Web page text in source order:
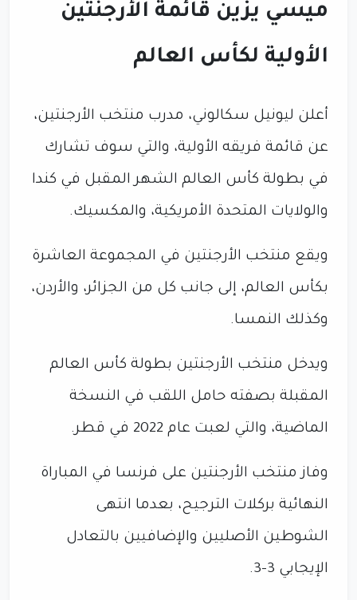
ميسي يزين قائمة الأرجنتين
الأولية لكأس العالم
أعلن ليونيل سكالوني، مدرب منتخب الأرجنتين،
عن قائمة فريقه الأولية، والتي سوف تشارك
في بطولة كأس العالم الشهر المقبل في كندا
والولايات المتحدة الأمريكية، والمكسيك.
ويقع منتخب الأرجنتين في المجموعة العاشرة
بكأس العالم، إلى جانب كل من الجزائر، والأردن،
وكذلك النمسا.
ويدخل منتخب الأرجنتين بطولة كأس العالم
المقبلة بصفته حامل اللقب في النسخة
الماضية، والتي لعبت عام 2022 في قطر.
وفاز منتخب الأرجنتين على فرنسا في المباراة
النهائية بركلات الترجيح، بعدما انتهى
الشوطين الأصليين والإضافيين بالتعادل
الإيجابي 3-3.